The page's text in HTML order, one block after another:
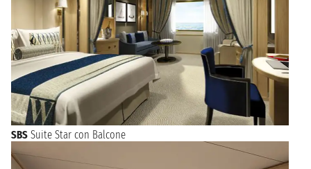
SBS Suite Star con Balcone